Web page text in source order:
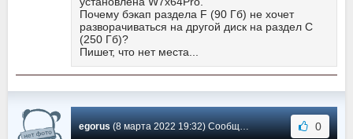
Почему бэкап раздела F (90 Гб) не хочет
разворачиваться на другой диск на раздел С
(250 Гб)?
Пишет, что нет места...
egorus(8 марта 2022 19:32) Сообщение #488 0